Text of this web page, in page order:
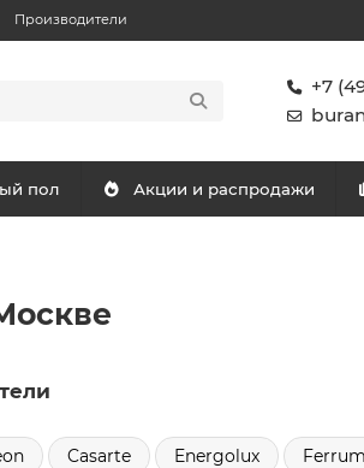
Производители
+7
пол Акции и распродажи
Casarte Energolux Ferrum